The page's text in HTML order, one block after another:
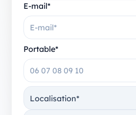
E-mail*
Portable*